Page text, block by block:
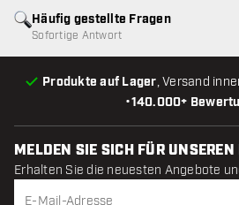
•140.000+
Produkte auf Lager, Versand
Häufig gestellte Fragen
Sofortige Antwort
MELDEN SIE SICH FÜR
Erhalten Sie die neuesten Angebote